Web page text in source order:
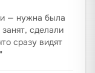
— нужна была
сделали
сразу видят
"